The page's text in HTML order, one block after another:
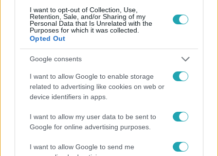
I want to opt-out of Collection, Use,
Retention, Sale, and/or Sharing of my
Personal Data that Is Unrelated with the
Purposes for which it was collected.
Opted Out
Google consents
I want to allow Google to enable storage
related to advertising like cookies on web or
device identifiers in apps.
I want to allow my user data to be sent to
Google for online advertising purposes.
I want to allow Google to send me
HANKÓ BALÁZS
Népszerű